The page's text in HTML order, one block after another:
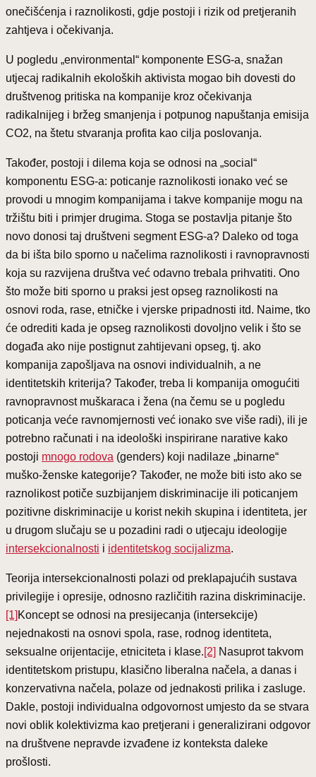
onečišćenja i raznolikosti, gdje postoji i rizik od pretjeranih
zahtjeva i očekivanja.
U pogledu „environmental“ komponente ESG-a, snažan
utjecaj radikalnih ekoloških aktivista mogao bih dovesti do
društvenog pritiska na kompanije kroz očekivanja
radikalnijeg i bržeg smanjenja i potpunog napuštanja emisija
CO2, na štetu stvaranja profita kao cilja poslovanja.
Također, postoji i dilema koja se odnosi na „social“
komponentu ESG-a: poticanje raznolikosti ionako već se
provodi u mnogim kompanijama i takve kompanije mogu na
tržištu biti i primjer drugima. Stoga se postavlja pitanje što
novo donosi taj društveni segment ESG-a? Daleko od toga
da bi išta bilo sporno u načelima raznolikosti i ravnopravnosti
koja su razvijena društva već odavno trebala prihvatiti. Ono
što može biti sporno u praksi jest opseg raznolikosti na
osnovi roda, rase, etničke i vjerske pripadnosti itd. Naime, tko
će odrediti kada je opseg raznolikosti dovoljno velik i što se
događa ako nije postignut zahtijevani opseg, tj. ako
kompanija zapošljava na osnovi individualnih, a ne
identitetskih kriterija? Također, treba li kompanija omogućiti
ravnopravnost muškaraca i žena (na čemu se u pogledu
poticanja veće ravnomjernosti već ionako sve više radi), ili je
potrebno računati i na ideološki inspirirane narative kako
postoji mnogo rodova (genders) koji nadilaze „binarne“
muško-ženske kategorije? Također, ne može biti isto ako se
raznolikost potiče suzbijanjem diskriminacije ili poticanjem
pozitivne diskriminacije u korist nekih skupina i identiteta, jer
u drugom slučaju se u pozadini radi o utjecaju ideologije
intersekcionalnosti i identitetskog socijalizma.
Teorija intersekcionalnosti polazi od preklapajućih sustava
privilegije i opresije, odnosno različitih razina diskriminacije.
[1] Koncept se odnosi na presijecanja (intersekcije)
nejednakosti na osnovi spola, rase, rodnog identiteta,
seksualne orijentacije, etniciteta i klase.[2] Nasuprot takvom
identitetskom pristupu, klasično liberalna načela, a danas i
konzervativna načela, polaze od jednakosti prilika i zasluge.
Dakle, postoji individualna odgovornost umjesto da se stvara
novi oblik kolektivizma kao pretjerani i generalizirani odgovor
na društvene nepravde izvađene iz konteksta daleke
prošlosti.